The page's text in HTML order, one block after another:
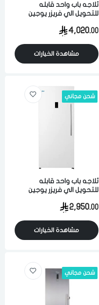
ثلاجه باب واحد قابله
للتحويل الي فريزر يوجين
انفيرتر ستيل
4,020.00
مشاهدة الخيارات
شحن مجاني
ثلاجه باب واحد قابله
للتحويل الي فريزر يوجين
انفيرتر ابيض
2,950.00
مشاهدة الخيارات
شحن مجاني